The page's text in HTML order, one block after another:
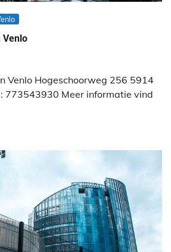
Venlo
Venlo Hogeschoorweg 256 5914
773543930 Meer informatie vind